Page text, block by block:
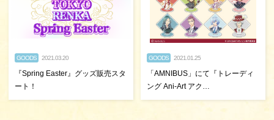
GOODS 2021.03.20
『Spring Easter』グッズ販売スタ
ート！
GOODS 2021.01.25
「AMNIBUS」にて『トレーディ
ング Ani-Art アク…